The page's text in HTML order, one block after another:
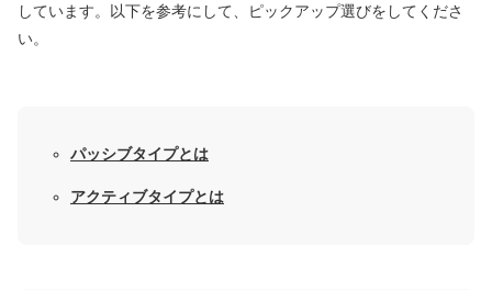
しています。以下を参考にして、ピックアップ選びをしてくださ
い。
パッシブタイプとは
アクティブタイプとは